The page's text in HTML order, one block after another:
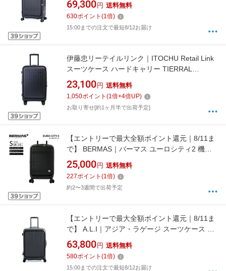
フロントオープン 前輪ストッパー 内装抗菌・
防臭加工 墨色 MX-8011RV-28
69,300 円 送料無料
630ポイント (1倍)
15:00までの注文で最短8/12お届け
伊藤忠リーテイルリンク｜ITOCHU Retail Link
スーツケース ハードキャリー TIERRAL
TOMARU 2.0 S+ BLACK ティエラル BLACK
23,100 円 送料無料
1,050ポイント (1倍+4倍UP)
お取り寄せ[約1ヶ月半で出荷予定]
【エントリーで最大全額ポイント還元｜8/11ま
で】 BERMAS｜バーマス ユーロシティ2 機内
持込 拡張機能付き Sサイズ EURO CITY 2
マットブラック 60295 [TSAロック搭載]
25,000 円 送料無料
227ポイント (1倍)
約2〜3週間で出荷予定
【エントリーで最大全額ポイント還元｜8/11ま
で】 A.L.I｜アジア・ラゲージ スーツケース ジ
ッパータイプ 宿泊目安： 4〜6日間 65L 横開き
フロントオープン 前輪ストッパー 内装抗菌・
防臭加工 墨色 MX-8011RV-24
63,800 円 送料無料
580ポイント (1倍)
15:00までの注文で最短8/12お届け